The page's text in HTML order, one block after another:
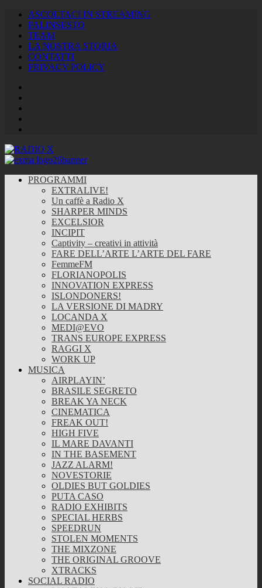
ASCOLTACI IN STREAMING
PALINSESTO
TEAM
LA NOSTRA STORIA
CONTATTI
PRIVACY POLICY
PROGRAMMI
EXTRALIVE!
Un caffè a Radio X
SHARPER MINDS
EXCELSIOR
INCIPIT
Captivity – creativi in attività
FARE DELL’ARTE L’ARTE DEL FARE
FemmeFM
FLORIANOPOLIS
INNOVATION EXPRESS
ISLONDONERS!
LA VERSIONE DI MADRY
LOCANDA X
MEDI@EVO
TRANS EUROPE EXPRESS
RAGGI X
WORK UP
MUSICA
AIRPLAYIN’
BRASILE SEGRETO
BREAK YA NECK
CINEMATICA
FREAK OUT!
HIGH FIVE
IL MARE DAVANTI
IN THE BASEMENT
JAZZ ALARM!
NOVESTORIE
OLDIES BUT GOLDIES
PUTA CASO
RADIO EXHIBITS
SPECIAL HERBS
SPEEDRUN
STOLEN MOMENTS
THE MIXZONE
THE ORIGINAL GROOVE
XTRACKS
SOCIAL RADIO